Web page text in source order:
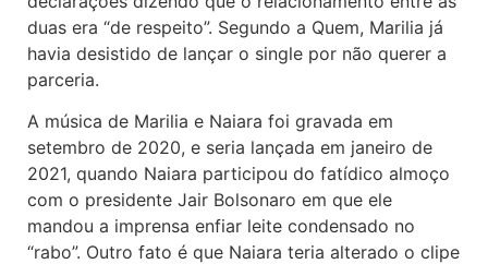
duas era “de respeito”. Segundo a Quem, Marilia já
havia desistido de lançar o single por não querer a
parceria.
A música de Marilia e Naiara foi gravada em
setembro de 2020, e seria lançada em janeiro de
2021, quando Naiara participou do fatídico almoço
com o presidente Jair Bolsonaro em que ele
mandou a imprensa enfiar leite condensado no
“rabo”. Outro fato é que Naiara teria alterado o clipe